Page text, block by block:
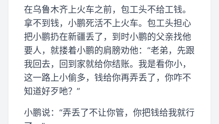
在乌鲁木齐上火车之前，包工头不给工钱。
拿不到钱，小鹏死活不上火车。包工头担心
把小鹏扔在新疆丢了，到时小鹏的父亲找他
要人，就搂着小鹏的肩膀劝他：“老弟，先跟
我回去，回到家就给你结账。我是看你小，
这一路上小偷多，钱给你再弄丢了，你咋不
知道好歹吔？”
小鹏说：“弄丢了不让你管，你把钱给我就行